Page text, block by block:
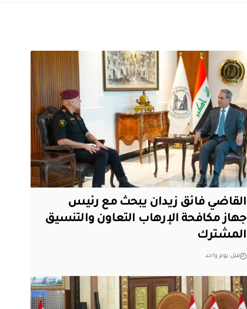
القاضي فائق زيدان يبحث مع رئيس
جهاز مكافحة الإرهاب التعاون والتنسيق
المشترك
قبل يوم واحد